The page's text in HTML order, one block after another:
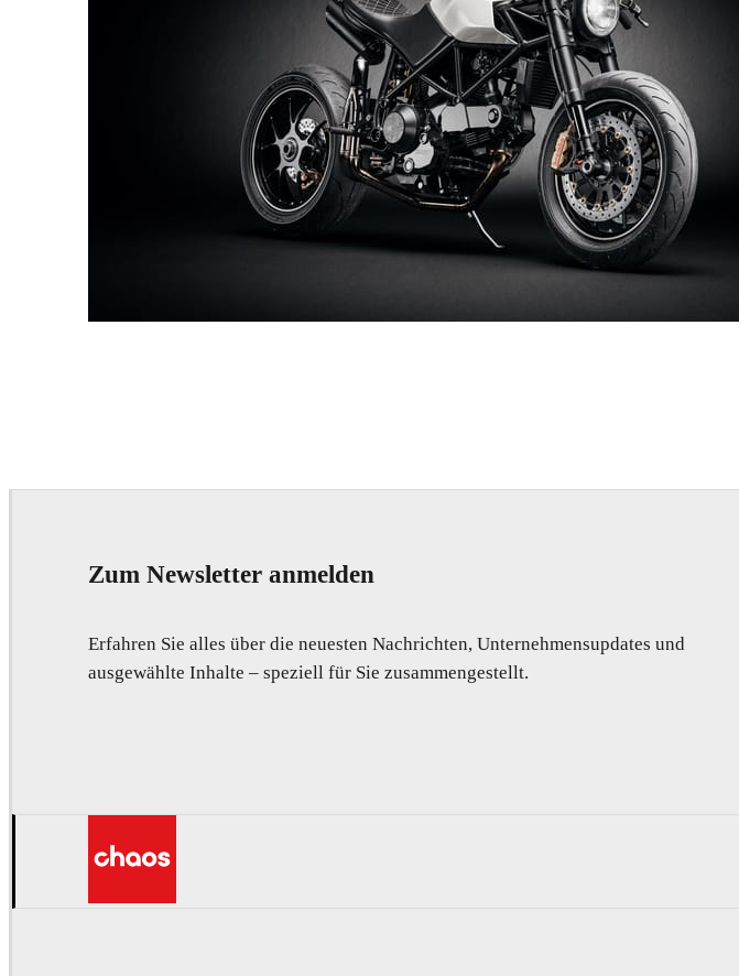
Zum Newsletter anmelden
Erfahren Sie alles über die neuesten Nachrichten, Unternehmensupdates und
ausgewählte Inhalte – speziell für Sie zusammengestellt.